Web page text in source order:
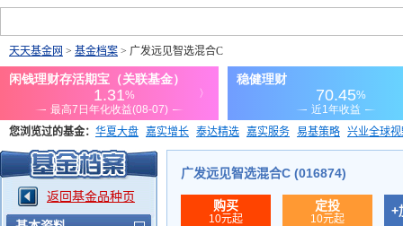
天天基金网 > 基金档案 > 广发远见智选混合C
您浏览过的基金： 华夏大盘 嘉实增长 泰达精选 嘉实服务 易基策略 兴业全球
添富优势 华安宏利 上证180价值ETF
返回基金品种页
广发远见智选混合C (016874)
购买
10元起
定投
10元起
+